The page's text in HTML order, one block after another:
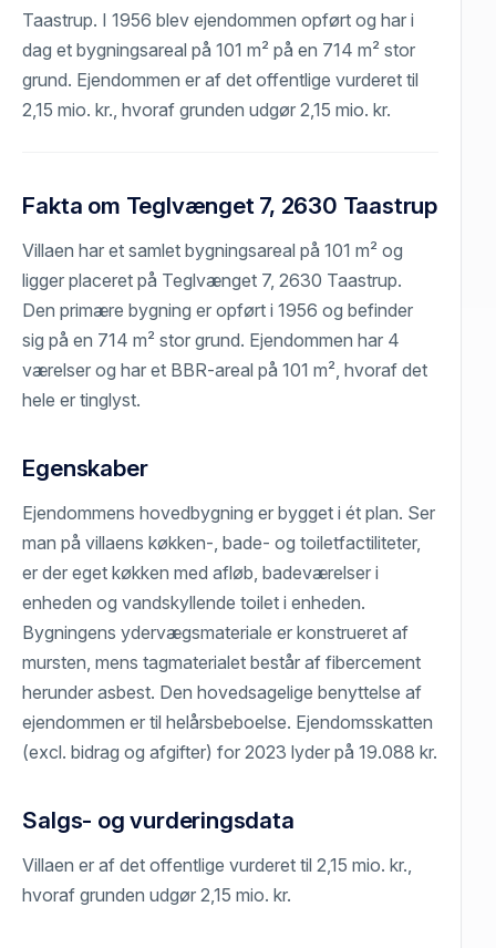
Taastrup. I 1956 blev ejendommen opført og har i
dag et bygningsareal på 101 m² på en 714 m² stor
grund. Ejendommen er af det offentlige vurderet til
2,15 mio. kr., hvoraf grunden udgør 2,15 mio. kr.
Fakta om Teglvænget 7, 2630 Taastrup
Villaen har et samlet bygningsareal på 101 m² og
ligger placeret på Teglvænget 7, 2630 Taastrup.
Den primære bygning er opført i 1956 og befinder
sig på en 714 m² stor grund. Ejendommen har 4
værelser og har et BBR-areal på 101 m², hvoraf det
hele er tinglyst.
Egenskaber
Ejendommens hovedbygning er bygget i ét plan. Ser
man på villaens køkken-, bade- og toiletfactiliteter,
er der eget køkken med afløb, badeværelser i
enheden og vandskyllende toilet i enheden.
Bygningens ydervægsmateriale er konstrueret af
mursten, mens tagmaterialet består af fibercement
herunder asbest. Den hovedsagelige benyttelse af
ejendommen er til helårsbeboelse. Ejendomsskatten
(excl. bidrag og afgifter) for 2023 lyder på 19.088 kr.
Salgs- og vurderingsdata
Villaen er af det offentlige vurderet til 2,15 mio. kr.,
hvoraf grunden udgør 2,15 mio. kr.